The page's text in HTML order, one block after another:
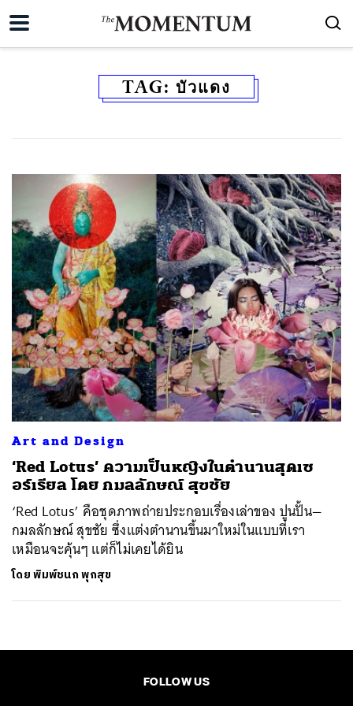
TAG: บัวแดง
Art and Design
‘Red Lotus’ ความเป็นหญิงในตำนานสุดเซ
อร์เรียล โดย กมลลักษณ์ สุขชัย
‘Red Lotus’ คือชุดภาพถ่ายประกอบเรื่องเล่าของ ปูนปั้น—
กมลลักษณ์ สุขชัย ซึ่งแต่งตำนานขึ้นมาใหม่ในแบบที่เรา
เหมือนจะคุ้นๆ แต่ก็ไม่เคยได้ยิน
โดยพิมพ์ชนก พุกสุข
FOLLOW US
ค้นหา
SHARE TWEET LINE EMAIL